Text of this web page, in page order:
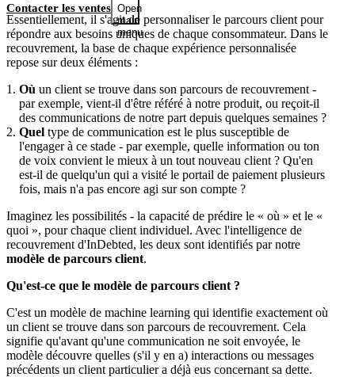
Contacter les ventes Open
main
menu
Essentiellement, il s'agit de personnaliser le parcours client pour
répondre aux besoins uniques de chaque consommateur. Dans le
recouvrement, la base de chaque expérience personnalisée
repose sur deux éléments :
Où un client se trouve dans son parcours de recouvrement -
par exemple, vient-il d'être référé à notre produit, ou reçoit-il
des communications de notre part depuis quelques semaines ?
Quel type de communication est le plus susceptible de
l'engager à ce stade - par exemple, quelle information ou ton
de voix convient le mieux à un tout nouveau client ? Qu'en
est-il de quelqu'un qui a visité le portail de paiement plusieurs
fois, mais n'a pas encore agi sur son compte ?
Imaginez les possibilités - la capacité de prédire le « où » et le «
quoi », pour chaque client individuel. Avec l'intelligence de
recouvrement d'InDebted, les deux sont identifiés par notre
modèle de parcours client.
Qu'est-ce que le modèle de parcours client ?
C'est un modèle de machine learning qui identifie exactement où
un client se trouve dans son parcours de recouvrement. Cela
signifie qu'avant qu'une communication ne soit envoyée, le
modèle découvre quelles (s'il y en a) interactions ou messages
précédents un client particulier a déjà eus concernant sa dette.